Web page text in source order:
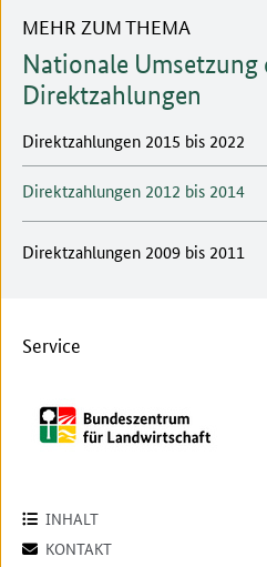
MEHR ZUM THEMA
Nationale Umsetzung
Direktzahlungen
Direktzahlungen 2015 bis 2022
Direktzahlungen 2012 bis 2014
Direktzahlungen 2009 bis 2011
Service
INHALT
KONTAKT